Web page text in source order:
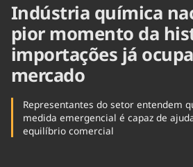
Indústria química
pior momento da
importações já
mercado
Representantes do setor entendem
medida emergencial é capaz de
equilíbrio comercial